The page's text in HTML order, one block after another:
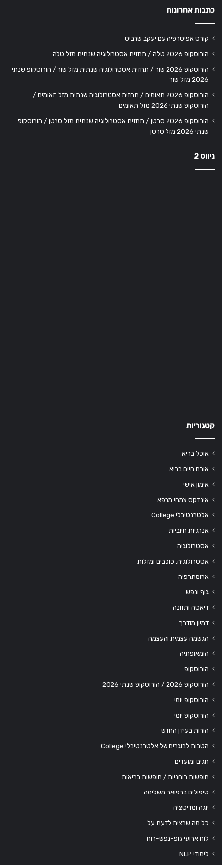
כתבות אחרונות
קורס אפיטרפיה עם יעקב שרביט
הורוסקופ 2026 טלה / תחזית אסטרולוגיה שנתית מזל טלה
הורוסקופ 2026 שור / תחזית אסטרולוגיה שנתית מזל שור / הורוסקופ שנתי
2026 מזל שור
הורוסקופ 2026 תאומים / תחזית אסטרולוגיה שנתית מזל תאומים /
הורוסקופ שנתי 2026 מזל תאומים
הורוסקופ 2026 סרטן / תחזית אסטרולוגיה שנתית מזל סרטן / הורוסקופ
שנתי 2026 מזל סרטן
ניווט 2
קטגוריות
אוכל בריא
אורח חיים בריא
אימון אישי
אינדקס צמחי מרפא
אלטרנטיבלי College
אנרגיות חיוביות
אסטרולוגיה
אסטרולוגיה, כוכבים ומזלות
ארומתרפיה
גוף ונפש
דיאטה ותזונה
דמיון מודרך
הגשמה עצמית והעצמה
הומאופתיה
הורוסקופ
הורוסקופ 2026 / הורוסקופ שנתי 2026
הורוסקופ יומי
הורוסקופ יומי
הורות בעידן החדש
הטבות לבוגרים של אלטרנטיבלי College
חגים ומועדים
חופשות רוחניות / חופשות בריאות
טיפולים ברפואה משלימה
יוגה ומדיטציה
כל מה שרצית לדעת על…
לוח ארועי גופ-נפש-רוח
לימודי NLP